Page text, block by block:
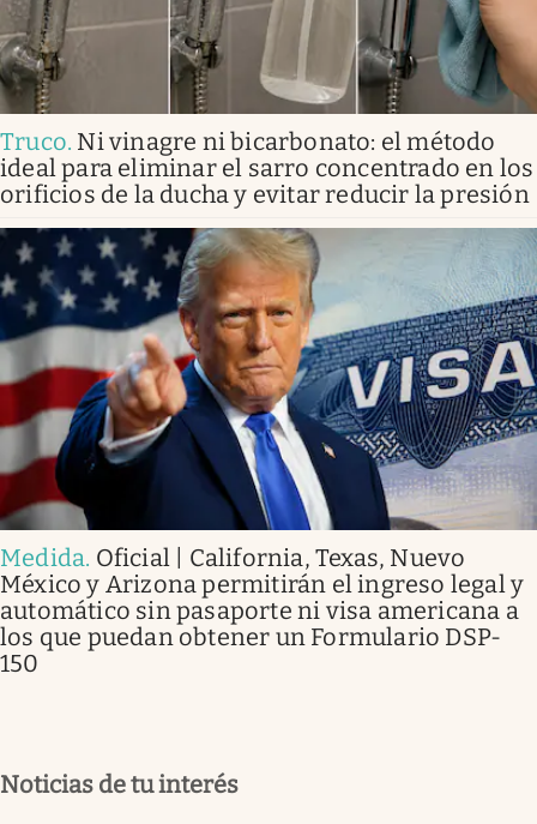
Truco. Ni vinagre ni bicarbonato: el método
ideal para eliminar el sarro concentrado en los
orificios de la ducha y evitar reducir la presión
Medida. Oficial | California, Texas, Nuevo
México y Arizona permitirán el ingreso legal y
automático sin pasaporte ni visa americana a
los que puedan obtener un Formulario DSP-
150
Noticias de tu interés